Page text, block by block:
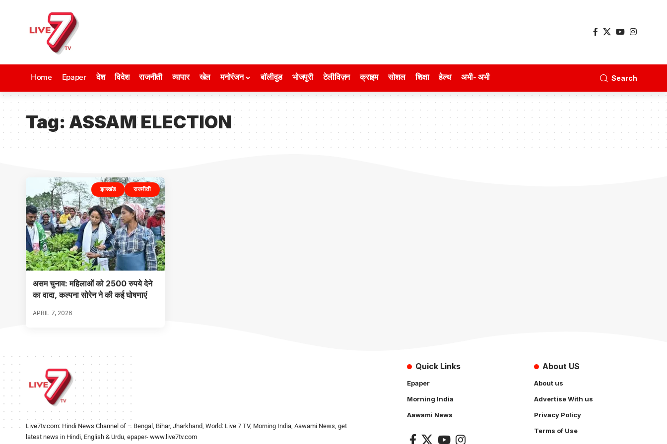
Home Epaper देश विदेश राजनीती व्यापार खेल मनोरंजन बॉलीवुड भोजपुरी टेलीविज़न क्राइम सोशल शिक्षा हेल्थ अभी- अभी Search
Tag: ASSAM ELECTION
झारखंड राजनीती
असम चुनाव: महिलाओं को 2500 रुपये देने
का वादा, कल्पना सोरेन ने की कई घोषणाएं
APRIL 7, 2026
Live7tv.com: Hindi News Channel of – Bengal, Bihar, Jharkhand, World: Live 7 TV, Morning India, Aawami News, get
latest news in Hindi, English & Urdu, epaper- www.live7tv.com
Quick Links
Epaper
Morning India
Aawami News
About US
About us
Advertise With us
Privacy Policy
Terms of Use